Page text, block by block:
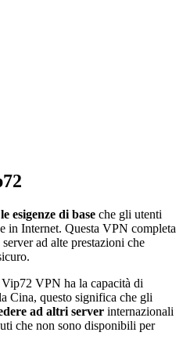
esigenze di base che gli utenti
in Internet. Questa VPN completa
ad alte prestazioni che
VPN ha la capacità di
Cina, questo significa che gli
ad altri server internazionali
che non sono disponibili per